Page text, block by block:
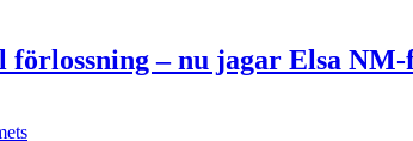
– nu jagar Elsa